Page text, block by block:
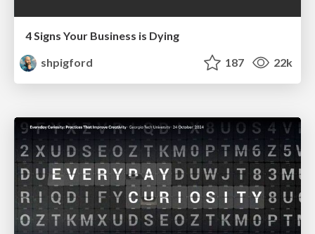
4 Signs Your Business is Dying
shpigford
187 22k